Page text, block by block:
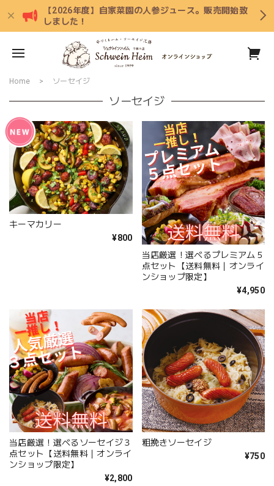
【2026年度】自家菜園の人参ジュース。販売開始致
しました！
Home ソーセイジ
ソーセイジ
キーマカリー
¥800
当店厳選！選べるプレミアム５
点セット【送料無料｜オンライ
ンショップ限定】
¥4,950
当店厳選！選べるソーセイジ３
点セット【送料無料｜オンライ
ンショップ限定】
¥2,800
粗挽きソーセイジ
¥750